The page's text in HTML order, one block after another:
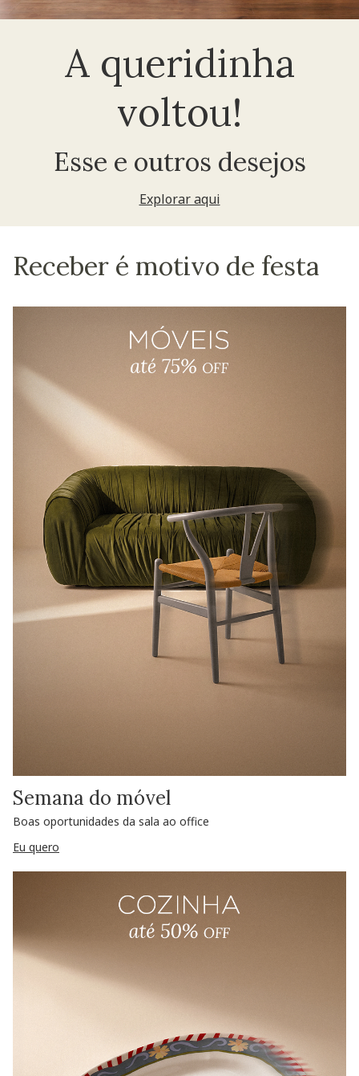
A queridinha
voltou!
Esse e outros desejos
Explorar aqui
Receber é motivo de festa
Semana do móvel
Boas oportunidades da sala ao office
Eu quero